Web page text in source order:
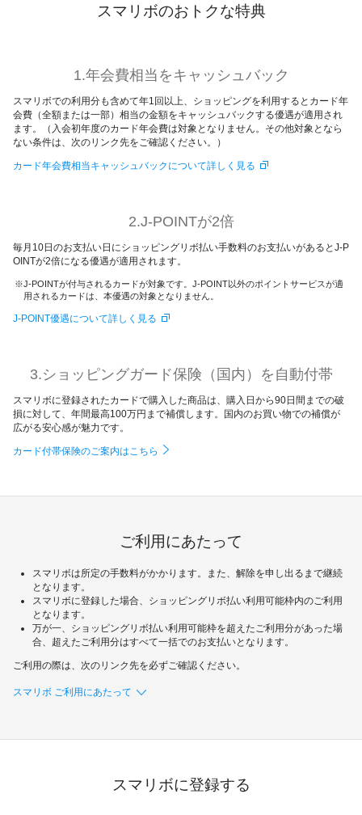
スマリボのおトクな特典
1.年会費相当をキャッシュバック
スマリボでの利用分も含めて年1回以上、ショッピングを利用するとカード年
会費（全額または一部）相当の金額をキャッシュバックする優遇が適用され
ます。（入会初年度のカード年会費は対象となりません。その他対象となら
ない条件は、次のリンク先をご確認ください。）
カード年会費相当キャッシュバックについて詳しく見る
2.J-POINTが2倍
毎月10日のお支払い日にショッピングリボ払い手数料のお支払いがあるとJ-P
OINTが2倍になる優遇が適用されます。
J-POINTが付与されるカードが対象です。J-POINT以外のポイントサービスが適
用されるカードは、本優遇の対象となりません。
J-POINT優遇について詳しく見る
3.ショッピングガード保険（国内）を自動付帯
スマリボに登録されたカードで購入した商品は、購入日から90日間までの破
損に対して、年間最高100万円まで補償します。国内のお買い物での補償が
広がる安心感が魅力です。
カード付帯保険のご案内はこちら
ご利用にあたって
スマリボは所定の手数料がかかります。また、解除を申し出るまで継続
となります。
スマリボに登録した場合、ショッピングリボ払い利用可能枠内のご利用
となります。
万が一、ショッピングリボ払い利用可能枠を超えたご利用分があった場
合、超えたご利用分はすべて一括でのお支払いとなります。
ご利用の際は、次のリンク先を必ずご確認ください。
スマリボ ご利用にあたって
スマリボに登録する